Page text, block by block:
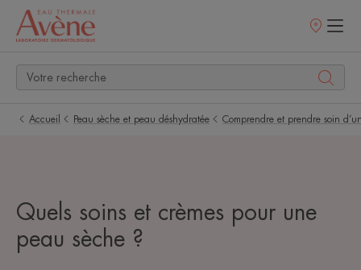
Points
Accueil Peau sèche et peau déshydratée Comprendre et prendre soin
Quels soins et crèmes pour une
peau sèche ?